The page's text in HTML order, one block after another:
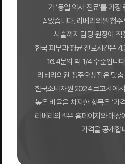
가 ‘동일 의사 진료’를 가
꼽았습니다. 리베리의원 청
시술까지 담당 원장이 직
한국 피부과 평균 진료시간은
16.4분의 약 1/4 수준입니
리베리의원 청주오창점은 맞
한국소비자원 2024 보고서에
높은 비율을 차지한 항목은 ‘가
리베리의원은 홈페이지와 매장
가격을 공개합